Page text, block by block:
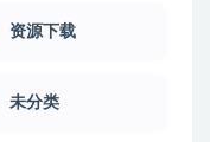
资源下载
未分类